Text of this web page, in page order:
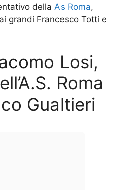
della As Roma,
grandi Francesco Totti e
Losi,
Roma
Gualtieri